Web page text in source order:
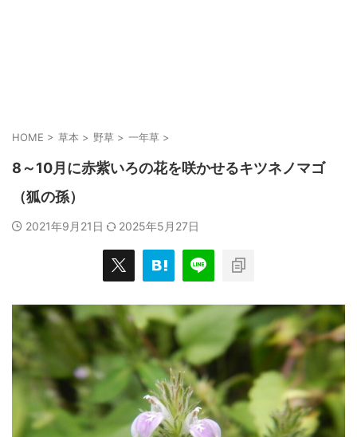
HOME > 草本 > 野草 > 一年草 >
8～10月に赤紫いろの花を咲かせるキツネノマゴ
（狐の孫）
2021年9月21日 2025年5月27日